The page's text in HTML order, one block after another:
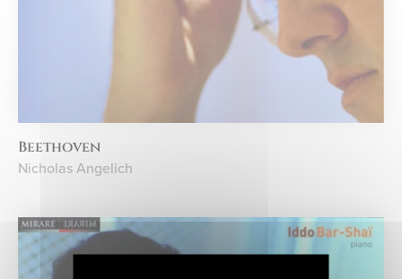
Beethoven
Nicholas Angelich